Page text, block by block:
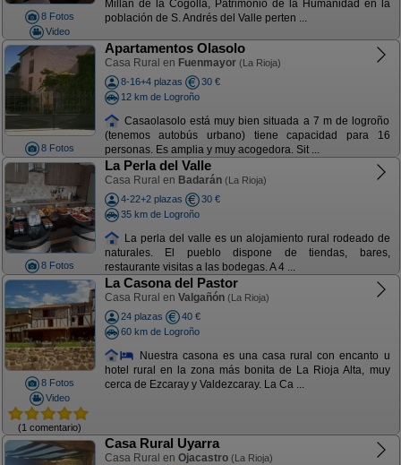
8 Fotos
Video
Millán de la Cogolla, Patrimonio de la Humanidad en la
población de S. Andrés del Valle perten ...
8 Fotos
Apartamentos Olasolo
Casa Rural en Fuenmayor (La Rioja)
8-16+4 plazas
30 €
12 km de Logroño
Casaolasolo está muy bien situada a 7 m de logroño
(tenemos autobús urbano) tiene capacidad para 16
personas. Es amplia y muy acogedora. Sit ...
8 Fotos
La Perla del Valle
Casa Rural en Badarán (La Rioja)
4-22+2 plazas
30 €
35 km de Logroño
La perla del valle es un alojamiento rural rodeado de
naturales. El pueblo dispone de tiendas, bares,
restaurante visitas a las bodegas. A 4 ...
8 Fotos
Video
(1 comentario)
La Casona del Pastor
Casa Rural en Valgañón (La Rioja)
24 plazas
40 €
60 km de Logroño
Nuestra casona es una casa rural con encanto u
hotel rural en la zona más bonita de La Rioja Alta, muy
cerca de Ezcaray y Valdezcaray. La Ca ...
Casa Rural Uyarra
Casa Rural en Ojacastro (La Rioja)